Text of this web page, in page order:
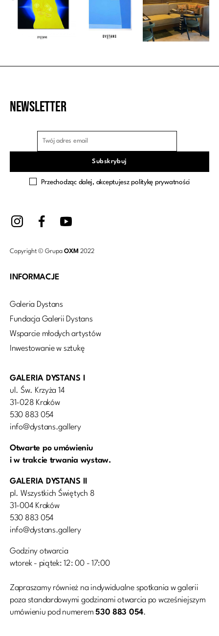
Newsletter
Przechodząc dalej, akceptujesz politykę prywatności
Copyright © Grupa OXM 2022
INFORMACJE
Galeria Dystans
Fundacja Galerii Dystans
Wsparcie młodych artystów
Inwestowanie w sztukę
GALERIA DYSTANS I
ul. Św. Krzyża 14
31-028 Kraków
530 883 054
info@dystans.gallery
Otwarte po umówieniu
i w trakcie trwania wystaw.
GALERIA DYSTANS II
pl. Wszystkich Świętych 8
31-004 Kraków
530 883 054
info@dystans.gallery
Godziny otwarcia
wtorek - piątek: 12: 00 - 17:00
Zapraszamy również na indywidualne spotkania w galerii
poza standardowymi godzinami otwarcia po wcześniejszym
umówieniu pod numerem530 883 054.